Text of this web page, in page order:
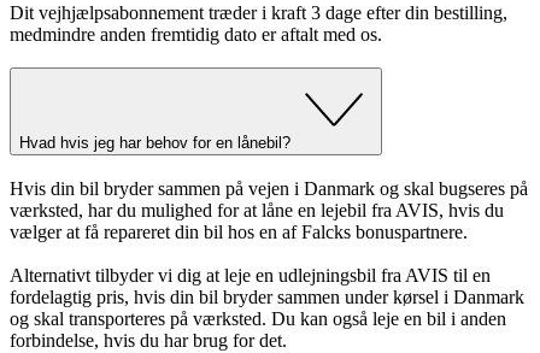
Dit vejhjælpsabonnement træder i kraft 3 dage efter din bestilling,
medmindre anden fremtidig dato er aftalt med os.
Hvad hvis jeg har behov for en lånebil?
Hvis din bil bryder sammen på vejen i Danmark og skal bugseres på
værksted, har du mulighed for at låne en lejebil fra AVIS, hvis du
vælger at få repareret din bil hos en af Falcks bonuspartnere.
Alternativt tilbyder vi dig at leje en udlejningsbil fra AVIS til en
fordelagtig pris, hvis din bil bryder sammen under kørsel i Danmark
og skal transporteres på værksted. Du kan også leje en bil i anden
forbindelse, hvis du har brug for det.